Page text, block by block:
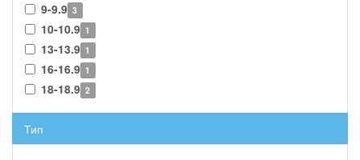
9-9.9 3
10-10.9 1
13-13.9 1
16-16.9 1
18-18.9 2
Тип